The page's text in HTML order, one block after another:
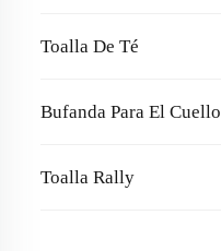
Toalla De Té
Bufanda Para El Cuello
Toalla Rally